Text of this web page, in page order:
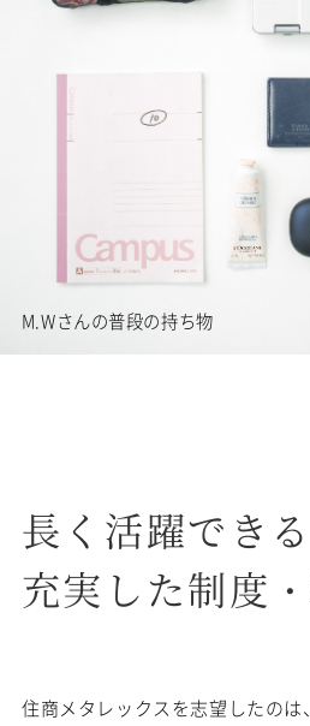
M.Wさんの普段の持ち物
長く活躍できる
充実した制度
住商メタレックスを志望したの